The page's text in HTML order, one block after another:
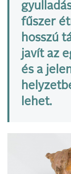
fűszer
hosszú
javít az
és a
lehet.